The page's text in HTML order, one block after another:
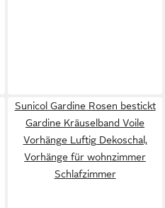
Sunicol Gardine Rosen bestickt
Gardine Kräuselband Voile
Vorhänge Luftig Dekoschal,
Vorhänge für wohnzimmer
Schlafzimmer